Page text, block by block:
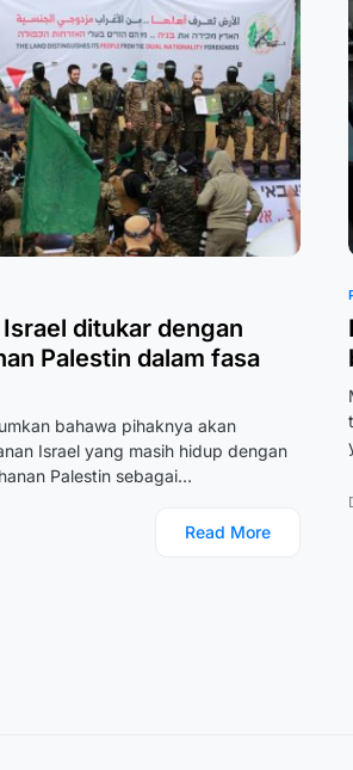
ditukar dengan
Palestin dalam fasa
bahawa pihaknya akan
Israel yang masih hidup dengan
Palestin sebagai…
Read More